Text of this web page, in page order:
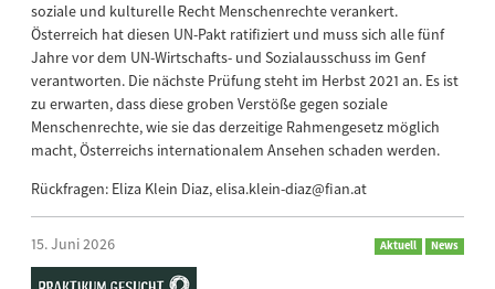
soziale und kulturelle Recht Menschenrechte verankert.
Österreich hat diesen UN-Pakt ratifiziert und muss sich alle fünf
Jahre vor dem UN-Wirtschafts- und Sozialausschuss im Genf
verantworten. Die nächste Prüfung steht im Herbst 2021 an. Es ist
zu erwarten, dass diese groben Verstöße gegen soziale
Menschenrechte, wie sie das derzeitige Rahmengesetz möglich
macht, Österreichs internationalem Ansehen schaden werden.
Rückfragen: Eliza Klein Diaz, elisa.klein-diaz@fian.at
15. Juni 2026 Aktuell News